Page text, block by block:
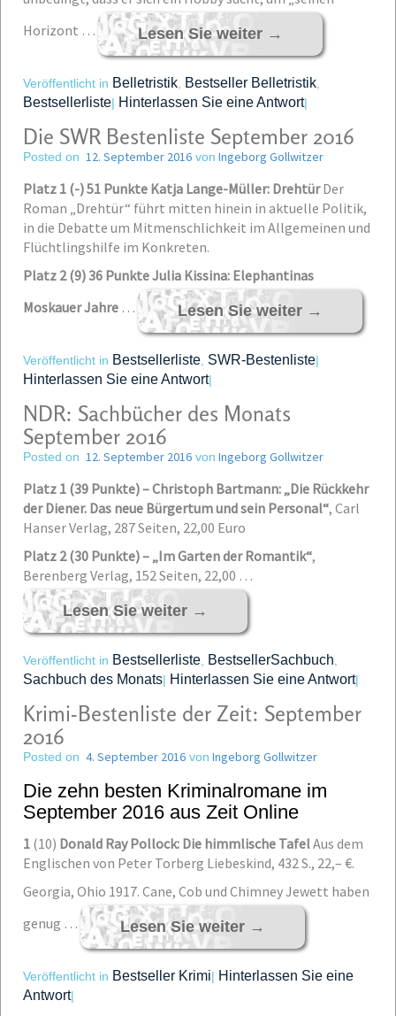
Horizont …
Lesen Sie weiter →
Veröffentlicht in Belletristik Bestseller Belletristik
Bestsellerliste| Hinterlassen Sie eine Antwort|
Die SWR Bestenliste September 2016
Posted on 12. September 2016 von Ingeborg Gollwitzer
Platz 1 (-) 51 Punkte Katja Lange-Müller: DrehtürDer
Roman „Drehtür“ führt mitten hinein in aktuelle Politik,
in die Debatte um Mitmenschlichkeit im Allgemeinen und
Flüchtlingshilfe im Konkreten.
Platz 2 (9) 36 Punkte Julia Kissina: Elephantinas
Moskauer Jahre … Lesen Sie weiter →
Veröffentlicht in Bestsellerliste SWR-Bestenliste|
Hinterlassen Sie eine Antwort|
NDR: Sachbücher des Monats
September 2016
Posted on 12. September 2016 von Ingeborg Gollwitzer
Platz 1 (39 Punkte) – Christoph Bartmann: „Die Rückkehr
der Diener. Das neue Bürgertum und sein Personal“, Carl
Hanser Verlag, 287 Seiten, 22,00 Euro
Platz 2 (30 Punkte) – „Im Garten der Romantik“,
Berenberg Verlag, 152 Seiten, 22,00 …
Lesen Sie weiter →
Veröffentlicht in Bestsellerliste BestsellerSachbuch
Sachbuch des Monats| Hinterlassen Sie eine Antwort|
Krimi-Bestenliste der Zeit: September
2016
Posted on 4. September 2016 von Ingeborg Gollwitzer
Die zehn besten Kriminalromane im
September 2016 aus Zeit Online
1 (10) Donald Ray Pollock: Die himmlische TafelAus dem
Englischen von Peter Torberg Liebeskind, 432 S., 22,– €.
Georgia, Ohio 1917. Cane, Cob und Chimney Jewett haben
genug …
Lesen Sie weiter →
Veröffentlicht in Bestseller Krimi| Hinterlassen Sie eine
Antwort|